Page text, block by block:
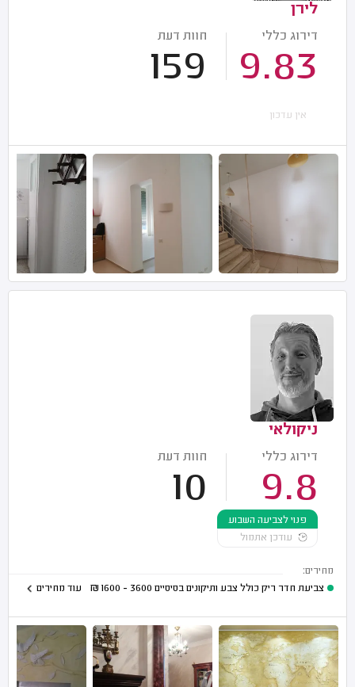
לירן
דירוג כללי
9.83
חוות דעת
159
אין עדכון
ניקולאי
דירוג כללי
9.8
חוות דעת
10
פנוי לצביעה השבוע
עודכן אתמול
מחירים:
צביעת חדר ריק כולל צבע ותיקונים בסיסיים 3600 - 1600
₪ עוד מחירים